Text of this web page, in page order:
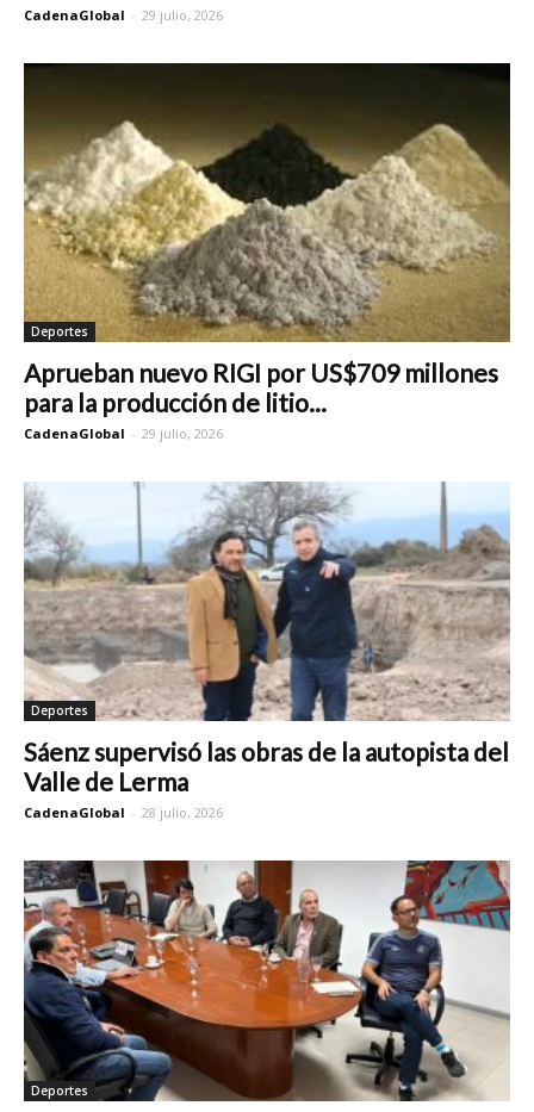
CadenaGlobal - 29 julio, 2026
Deportes
Aprueban nuevo RIGI por US$709 millones
para la producción de litio...
CadenaGlobal - 29 julio, 2026
Deportes
Sáenz supervisó las obras de la autopista del
Valle de Lerma
CadenaGlobal - 28 julio, 2026
Deportes